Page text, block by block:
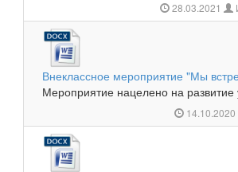
28.03.2021
Внеклассное мероприятие "Мы
Мероприятие нацелено на развитие
14.10.2020